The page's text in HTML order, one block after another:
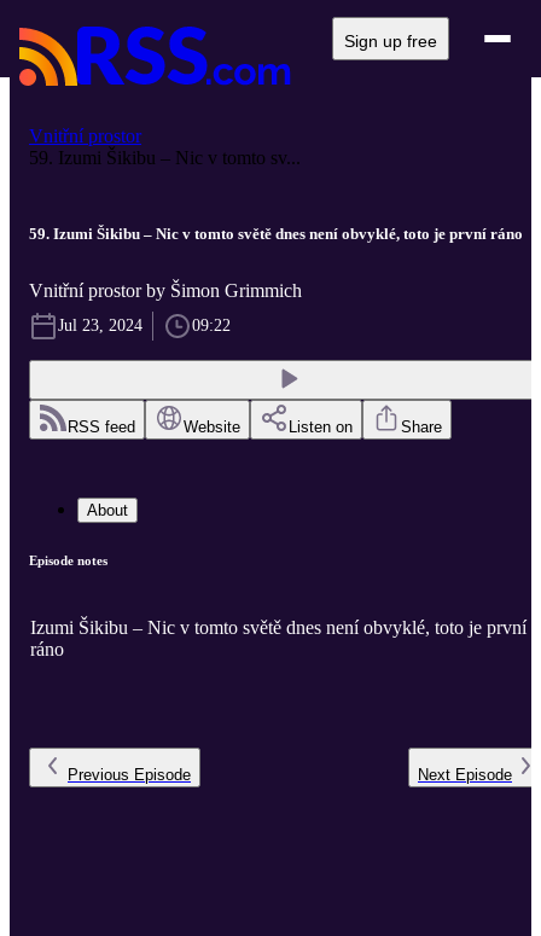
Sign up free
Vnitřní prostor
59. Izumi Šikibu – Nic v tomto sv...
59. Izumi Šikibu – Nic v tomto světě dnes není obvyklé, toto je první ráno
Vnitřní prostor by Šimon Grimmich
Jul 23, 2024 09:22
RSS feed Website Listen on Share
About
Episode notes
Izumi Šikibu – Nic v tomto světě dnes není obvyklé, toto je první
ráno
Previous Episode Next Episode